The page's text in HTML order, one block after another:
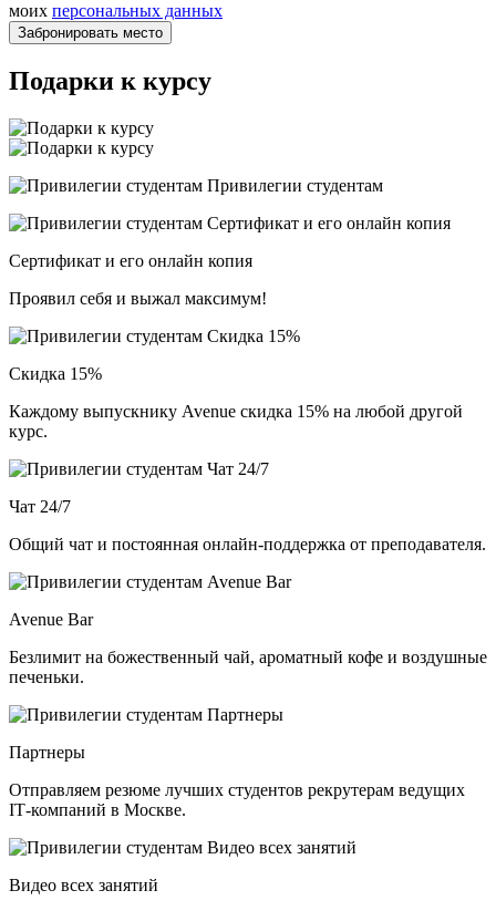
моих персональных данных
Подарки к курсу
Привилегии студентам
Сертификат и его онлайн копия
Проявил себя и выжал максимум!
Скидка 15%
Каждому выпускнику Avenue скидка 15% на любой другой
курс.
Чат 24/7
Общий чат и постоянная онлайн-поддержка от преподавателя.
Avenue Bar
Безлимит на божественный чай, ароматный кофе и воздушные
печеньки.
Партнеры
Отправляем резюме лучших студентов рекрутерам ведущих
ІТ-компаний в Москве.
Видео всех занятий